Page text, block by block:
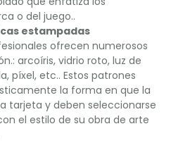
o del juego..
estampadas
ofrecen numerosos
arcoíris, vidrio roto, luz de
píxel, etc.. Estos patrones
la forma en que la
tarjeta y deben seleccionarse
el estilo de su obra de arte